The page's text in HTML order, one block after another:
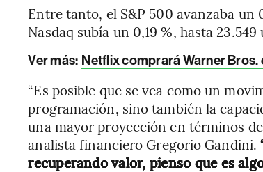
Entre tanto, el S&P 500 avanzaba un
Nasdaq subía un 0,19 %, hasta 23.549
Ver más: Netflix comprará Warner
“Es posible que se vea como un
programación, sino también la
una mayor proyección en términos
analista financiero Gregorio Gandini.
recuperando valor, pienso que es